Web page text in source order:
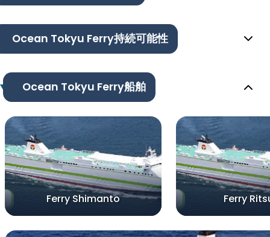
Ocean Tokyu Ferry持続可能性
Ocean Tokyu Ferry船舶
Ferry Shimanto Ferry